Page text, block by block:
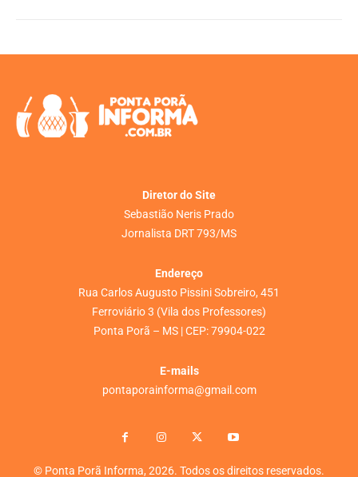
Diretor do Site
Sebastião Neris Prado
Jornalista DRT 793/MS
Endereço
Rua Carlos Augusto Pissini Sobreiro, 451
Ferroviário 3 (Vila dos Professores)
Ponta Porã – MS | CEP: 79904-022
E-mails
pontaporainforma@gmail.com
© Ponta Porã Informa, 2026. Todos os direitos reservados.